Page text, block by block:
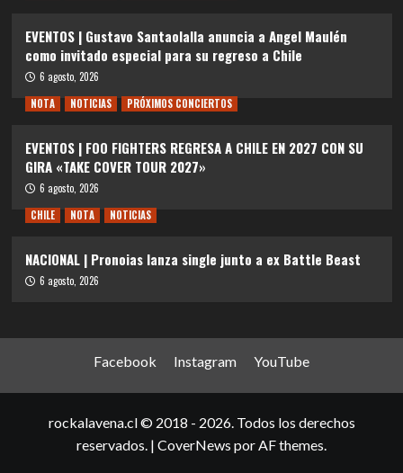
EVENTOS | Gustavo Santaolalla anuncia a Angel Maulén
como invitado especial para su regreso a Chile
6 agosto, 2026
NOTA
NOTICIAS PRÓXIMOS CONCIERTOS
EVENTOS | FOO FIGHTERS REGRESA A CHILE EN 2027 CON SU
GIRA «TAKE COVER TOUR 2027»
6 agosto, 2026
CHILE
NOTA NOTICIAS
NACIONAL | Pronoias lanza single junto a ex Battle Beast
6 agosto, 2026
Facebook Instagram YouTube
rockalavena.cl © 2018 - 2026. Todos los derechos
reservados. | CoverNews por AF themes.